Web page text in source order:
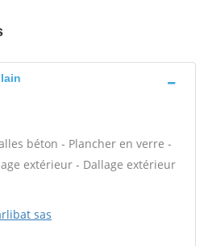
béton - Plancher en verre -
extérieur - Dallage extérieur
sas